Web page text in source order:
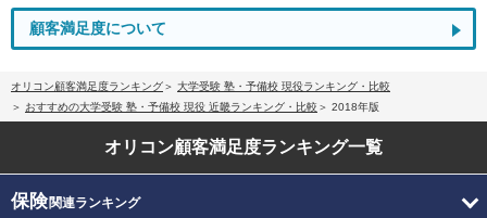
顧客満足度について
オリコン顧客満足度ランキング
大学受験 塾・予備校 現役ランキング・比較
おすすめの大学受験 塾・予備校 現役 近畿ランキング・比較
2018年版
オリコン顧客満足度ランキング一覧
保険関連ランキング